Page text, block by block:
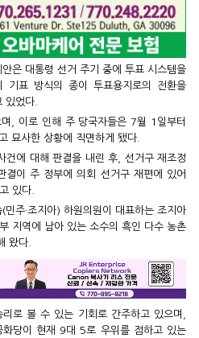
은 대통령 선거 주기 중에 투표 시스템을
기표 방식의 종이 투표용지로의 전환을
있었다.
, 이로 인해 주 당국자들은 7월 1일부터
묘사한 상황에 직면하게 됐다.
건에 대해 판결을 내린 후, 선거구 재조정
결이 주 정부에 의회 선거구 재편에 있어
있다.
주·조지아) 하원의원이 대표하는 조지아
지역에 남아 있는 소수의 흑인 다수 농촌
왔다.
로 볼 수 있는 기회로 간주하고 있으며,
당이 현재 9대 5로 우위를 점하고 있는